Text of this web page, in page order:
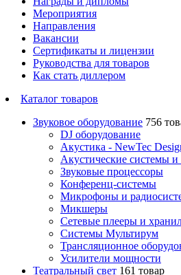
Мероприятия
Направления
Вакансии
Сертификаты и лицензии
Руководства для товаров
Как стать диллером
Каталог товаров
Звуковое оборудование 756
DJ оборудование
Акустика - NewTec
Акустические системы и
Звуковые процессоры
Конференц-системы
Микрофоны и
Микшеры
Сетевые плееры и
Системы Мультирум
Трансляционное
Усилители мощности
Театральный свет 161 товар